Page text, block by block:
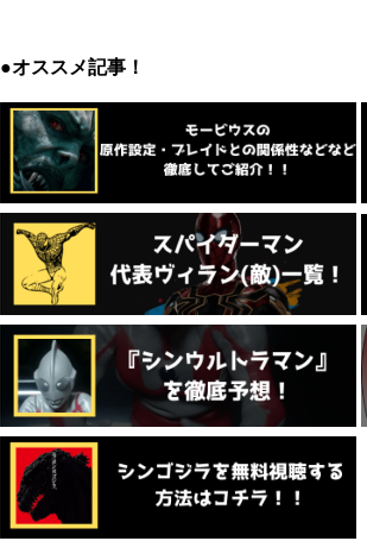
●オススメ記事！